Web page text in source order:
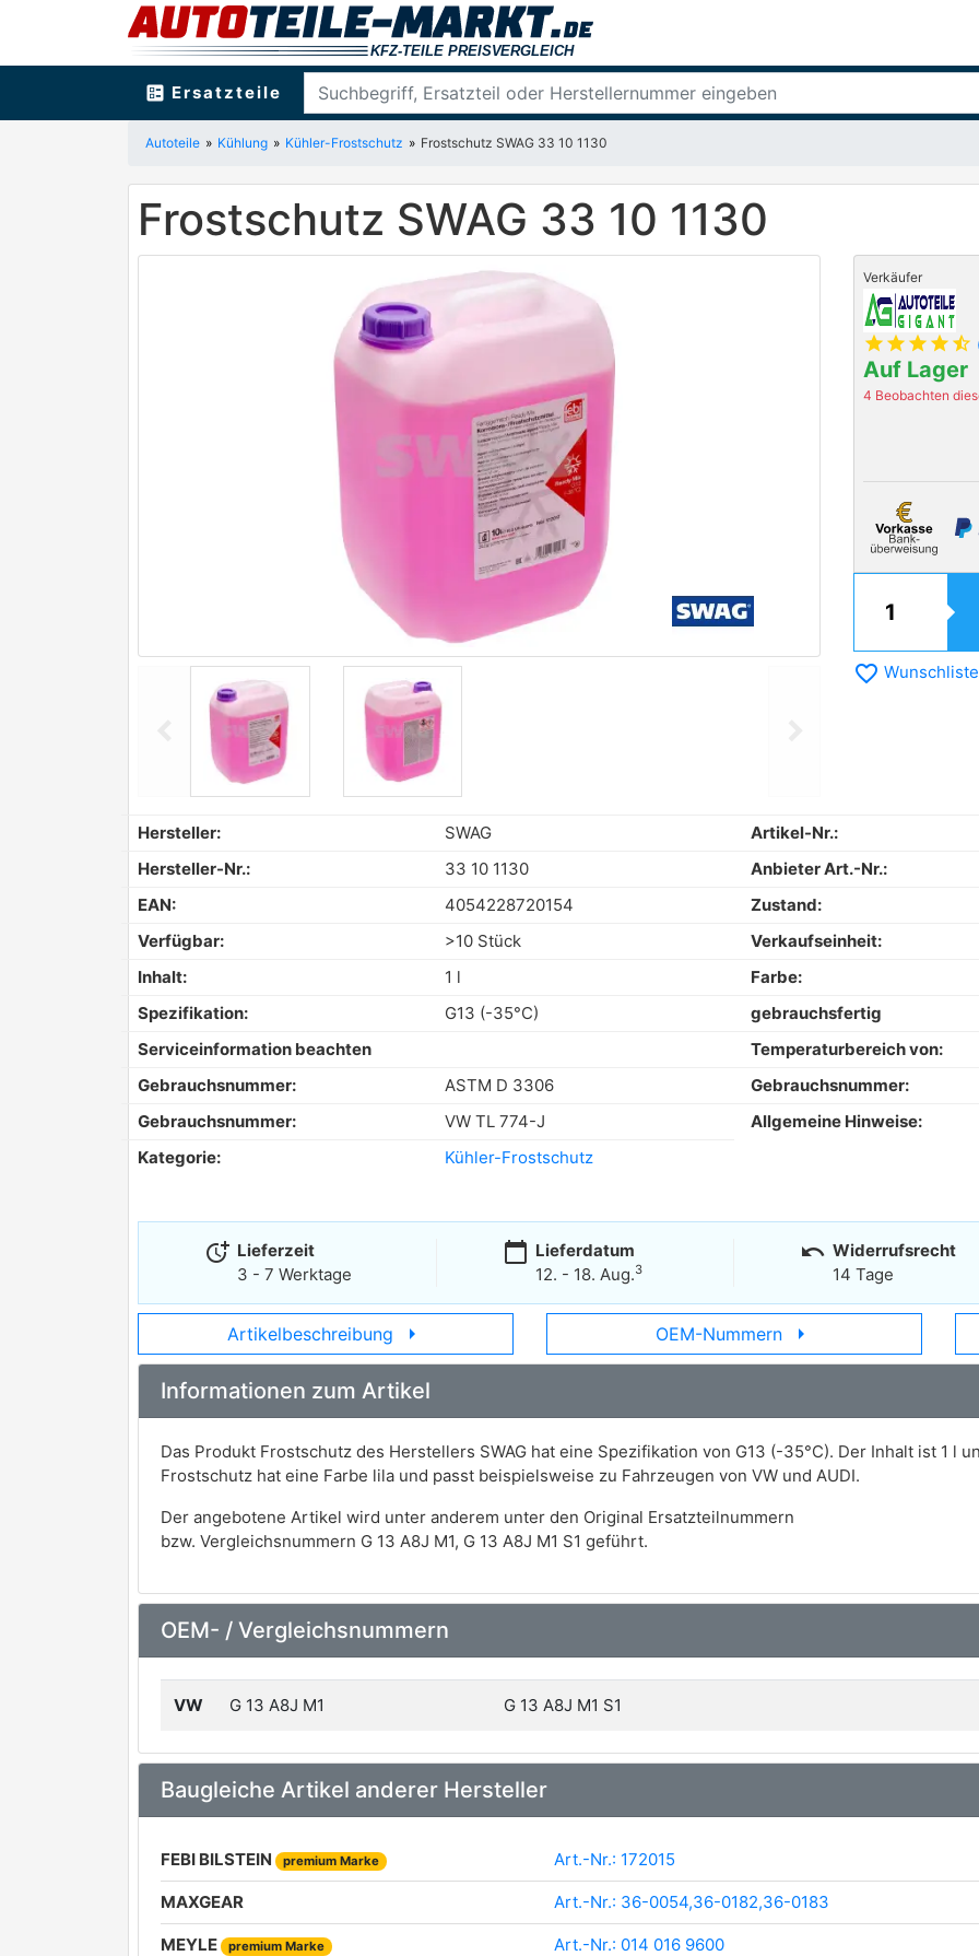
ballot Ersatzteile
Autoteile Kühlung Kühler-Frostschutz Frostschutz SWAG 33 10 1130
Frostschutz SWAG 33 10 1130
Previous
Verkäufer
star star star star star_half
Auf Lager
4 Beobachten
favorite_border Wunschliste
Hersteller: SWAG Artikel-Nr.:
Hersteller-Nr.:
33 10 1130 Anbieter Art.-Nr.:
EAN:
4054228720154 Zustand:
Verfügbar:
>10 Stück Verkaufseinheit:
Inhalt:
1 l Farbe:
Spezifikation:
G13 (-35°C)
gebrauchsfertig
Serviceinformation beachten
Temperaturbereich von:
Gebrauchsnummer:
ASTM D 3306 Gebrauchsnummer:
Gebrauchsnummer:
VW TL 774-J Allgemeine Hinweise:
Kategorie:
Kühler-Frostschutz
more_time Lieferzeit
3 - 7 Werktage
calendar_today Lieferdatum
12. - 18. Aug.3
undo Widerrufsrecht
14 Tage
Artikelbeschreibung arrow_right OEM-Nummern arrow_right
Informationen zum Artikel
Das Produkt Frostschutz des Herstellers SWAG hat eine Spezifikation von G13 (-35°C). Der Inhalt ist 1 l
Frostschutz hat eine Farbe lila und passt beispielsweise zu Fahrzeugen von VW und AUDI.
Der angebotene Artikel wird unter anderem unter den Original Ersatzteilnummern
bzw. Vergleichsnummern G 13 A8J M1, G 13 A8J M1 S1 geführt.
OEM- / Vergleichsnummern
VW G 13 A8J M1 G 13 A8J M1 S1
Baugleiche Artikel anderer Hersteller
FEBI BILSTEIN premium Marke Art.-Nr.: 172015
MAXGEAR Art.-Nr.: 36-0054,36-0182,36-0183
MEYLE premium Marke Art.-Nr.: 014 016 9600